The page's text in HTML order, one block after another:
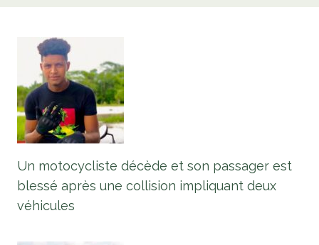
Un motocycliste décède et son passager est
blessé après une collision impliquant deux
véhicules